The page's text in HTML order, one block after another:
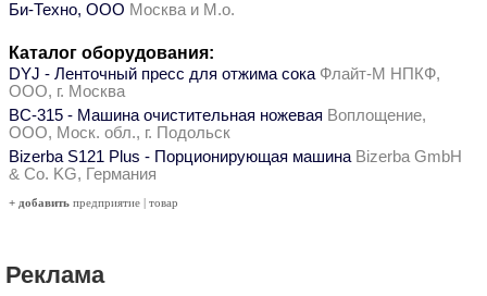
Би-Техно, ООО Москва и М.о.
Каталог оборудования:
DYJ - Ленточный пресс для отжима сока Флайт-М НПКФ,
ООО, г. Москва
ВС-315 - Машина очистительная ножевая Воплощение,
ООО, Моск. обл., г. Подольск
Bizerba S121 Plus - Порционирующая машина Bizerba GmbH
& Co. KG, Германия
+ добавить предприятие | товар
Реклама